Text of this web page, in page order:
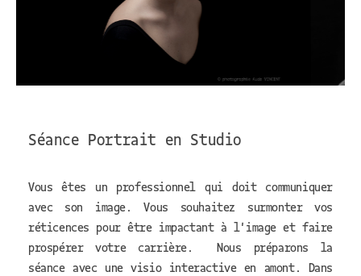
Séance Portrait en Studio
Vous êtes un professionnel qui doit communiquer
avec son image. Vous souhaitez surmonter vos
réticences pour être impactant à l'image et faire
prospérer votre carrière. Nous préparons la
séance avec une visio interactive en amont. Dans